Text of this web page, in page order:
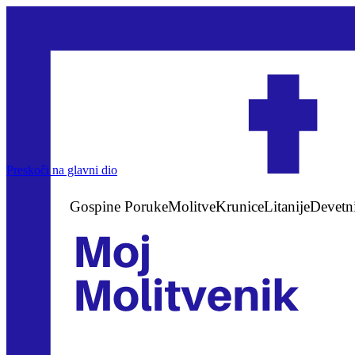
Preskoči na glavni dio
Gospine PorukeMolitveKruniceLitanije